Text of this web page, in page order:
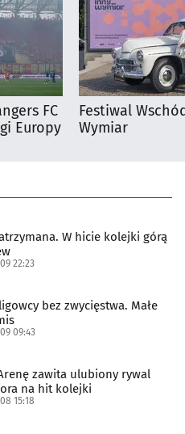
FC
Europy
Festiwal
Wymiar
W hicie kolejki górą
22:23
bez zwycięstwa. Małe
09:43
zawita ulubiony rywal
na hit kolejki
15:18